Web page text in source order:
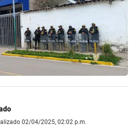
02/04/2025, 02:02 p.m.